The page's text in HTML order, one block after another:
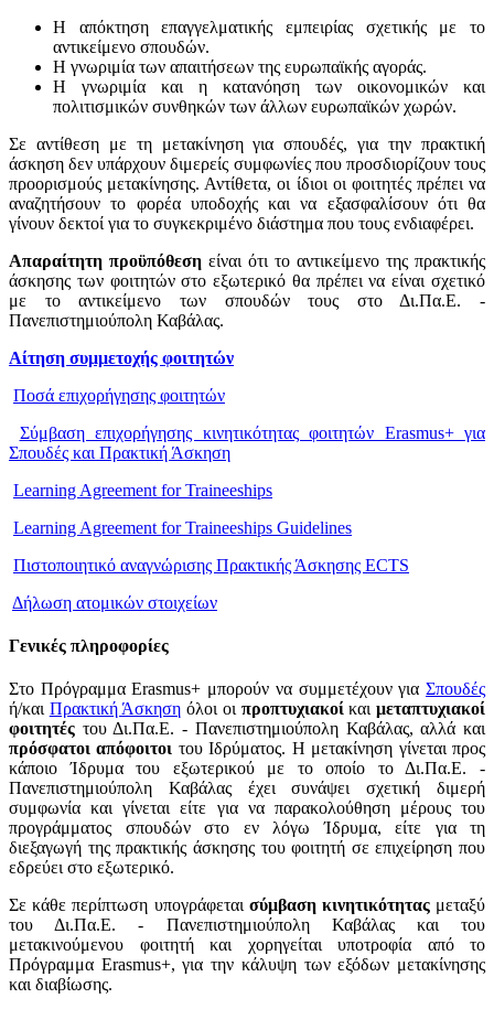
Η απόκτηση επαγγελματικής εμπειρίας σχετικής με το
αντικείμενο σπουδών.
Η γνωριμία των απαιτήσεων της ευρωπαϊκής αγοράς.
Η γνωριμία και η κατανόηση των οικονομικών και
πολιτισμικών συνθηκών των άλλων ευρωπαϊκών χωρών.
Σε αντίθεση με τη μετακίνηση για σπουδές, για την πρακτική
άσκηση δεν υπάρχουν διμερείς συμφωνίες που προσδιορίζουν τους
προορισμούς μετακίνησης. Αντίθετα, οι ίδιοι οι φοιτητές πρέπει να
αναζητήσουν το φορέα υποδοχής και να εξασφαλίσουν ότι θα
γίνουν δεκτοί για το συγκεκριμένο διάστημα που τους ενδιαφέρει.
Απαραίτητη προϋπόθεση είναι ότι το αντικείμενο της πρακτικής
άσκησης των φοιτητών στο εξωτερικό θα πρέπει να είναι σχετικό
με το αντικείμενο των σπουδών τους στο Δι.Πα.Ε. -
Πανεπιστημιούπολη Καβάλας.
Αίτηση συμμετοχής φοιτητών
Ποσά επιχορήγησης φοιτητών
Σύμβαση επιχορήγησης κινητικότητας φοιτητών Erasmus+ για
Σπουδές και Πρακτική Άσκηση
Learning Agreement for Traineeships
Learning Agreement for Traineeships Guidelines
Πιστοποιητικό αναγνώρισης Πρακτικής Άσκησης ECTS
Δήλωση ατομικών στοιχείων
Γενικές πληροφορίες
Στο Πρόγραμμα Erasmus+ μπορούν να συμμετέχουν για Σπουδές
ή/και Πρακτική Άσκηση όλοι οι προπτυχιακοίκαιμεταπτυχιακοί
φοιτητές του Δι.Πα.Ε. - Πανεπιστημιούπολη Καβάλας, αλλά και
πρόσφατοι απόφοιτοι του Ιδρύματος. Η μετακίνηση γίνεται προς
κάποιο Ίδρυμα του εξωτερικού με το οποίο το Δι.Πα.Ε. -
Πανεπιστημιούπολη Καβάλας έχει συνάψει σχετική διμερή
συμφωνία και γίνεται είτε για να παρακολούθηση μέρους του
προγράμματος σπουδών στο εν λόγω Ίδρυμα, είτε για τη
διεξαγωγή της πρακτικής άσκησης του φοιτητή σε επιχείρηση που
εδρεύει στο εξωτερικό.
Σε κάθε περίπτωση υπογράφεται σύμβαση κινητικότηταςμεταξύ
του Δι.Πα.Ε. - Πανεπιστημιούπολη Καβάλας και του
μετακινούμενου φοιτητή και χορηγείται υποτροφία από το
Πρόγραμμα Erasmus+, για την κάλυψη των εξόδων μετακίνησης
και διαβίωσης.